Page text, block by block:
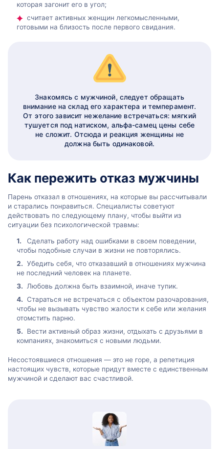
которая загонит его в угол;
считает активных женщин легкомысленными,
готовыми на близость после первого свидания.
Знакомясь с мужчиной, следует обращать
внимание на склад его характера и темперамент.
От этого зависит нежелание встречаться: мягкий
тушуется под натиском, альфа-самец цены себе
не сложит. Отсюда и реакция женщины не
должна быть одинаковой.
Как пережить отказ мужчины
Парень отказал в отношениях, на которые вы рассчитывали
и старались понравиться. Специалисты советуют
действовать по следующему плану, чтобы выйти из
ситуации без психологической травмы:
Сделать работу над ошибками в своем поведении,
чтобы подобные случаи в жизни не повторялись.
Убедить себя, что отказавший в отношениях мужчина
не последний человек на планете.
Любовь должна быть взаимной, иначе тупик.
Стараться не встречаться с объектом разочарования,
чтобы не вызывать чувство жалости к себе или желания
отомстить парню.
Вести активный образ жизни, отдыхать с друзьями в
компаниях, знакомиться с новыми людьми.
Несостоявшиеся отношения — это не горе, а репетиция
настоящих чувств, которые придут вместе с единственным
мужчиной и сделают вас счастливой.